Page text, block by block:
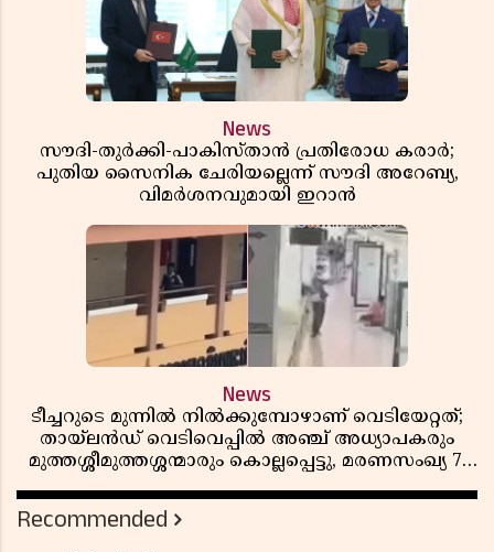
News
സൗദി-തുർക്കി-പാകിസ്താൻ പ്രതിരോധ കരാർ;
പുതിയ സൈനിക ചേരിയല്ലെന്ന് സൗദി അറേബ്യ,
വിമർശനവുമായി ഇറാൻ
News
ടീച്ചറുടെ മുന്നിൽ നിൽക്കുമ്പോഴാണ് വെടിയേറ്റത്;
തായ്‌ലൻഡ് വെടിവെപ്പിൽ അഞ്ച് അധ്യാപകരും
മുത്തശ്ശീമുത്തശ്ശന്മാരും കൊല്ലപ്പെട്ടു, മരണസംഖ്യ 7;
Recommended